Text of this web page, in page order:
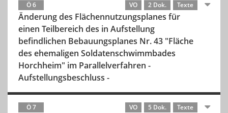
Ö 6 VO 2 Dok. Texte
Änderung des Flächennutzungsplanes für
einen Teilbereich des in Aufstellung
befindlichen Bebauungsplanes Nr. 43 "Fläche
des ehemaligen Soldatenschwimmbades
Horchheim" im Parallelverfahren -
Aufstellungsbeschluss -
Ö 7 VO 5 Dok. Texte